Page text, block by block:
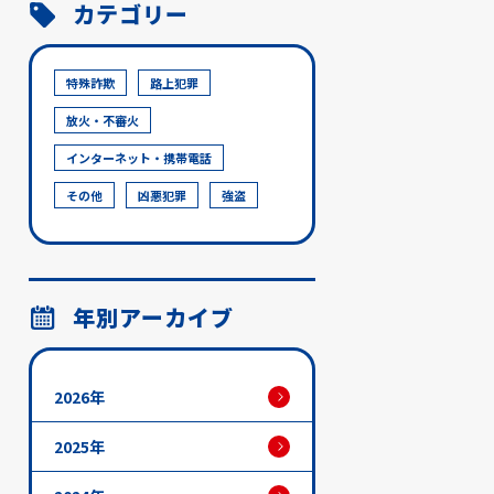
カテゴリー
特殊詐欺 路上犯罪
放火・不審火
インターネット・携帯電話
その他 凶悪犯罪 強盗
年別アーカイブ
2026年
2025年